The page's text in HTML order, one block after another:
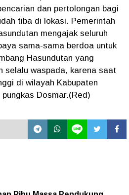
dan pertolongan bagi
tiba di lokasi. Pemerintah
mengajak seluruh
sama-sama berdoa untuk
Hasundutan yang
selalu waspada, karena saat
di wilayah Kabupaten
Dosmar.(Red)